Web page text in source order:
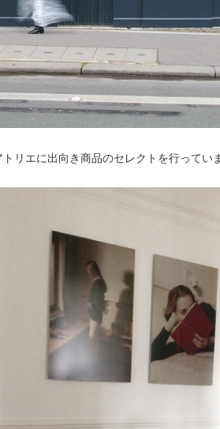
トリエに出向き商品のセレクトを行ってい